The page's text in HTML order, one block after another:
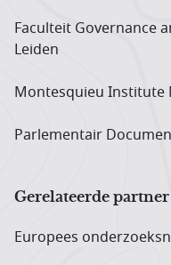
Faculteit Governance
Leiden
Montesquieu Institute
Parlementair
Gerelateerde partner
Europees